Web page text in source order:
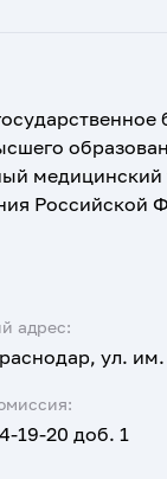
Российской
адрес:
ул.
19-20 доб. 1